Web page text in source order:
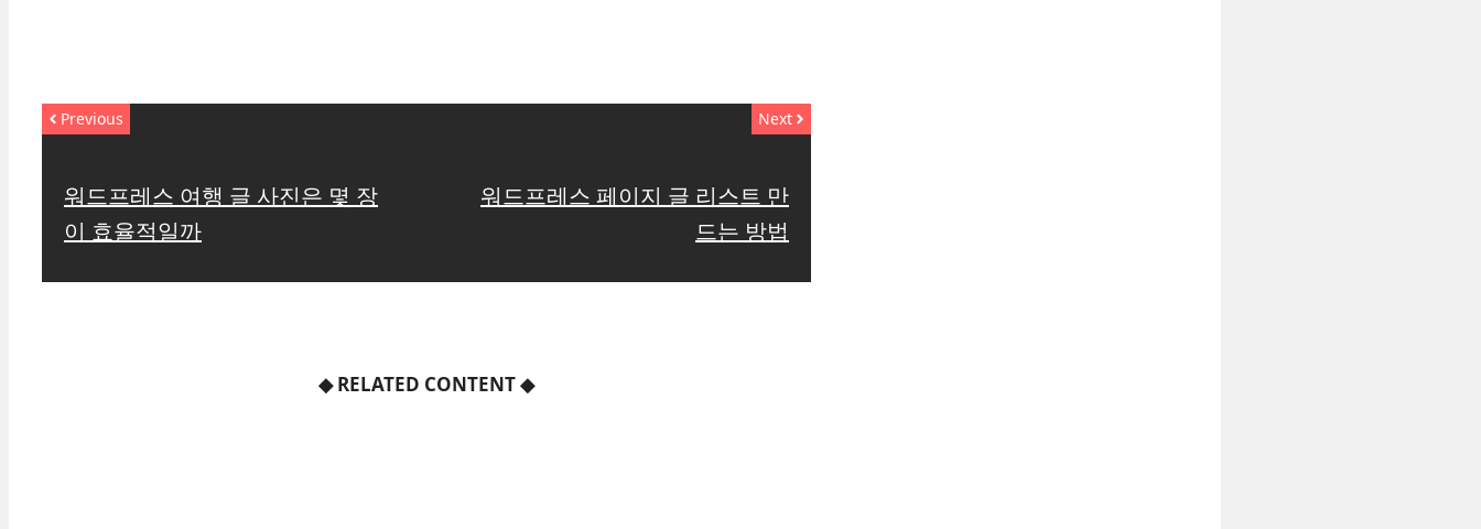
Previous
워드프레스 여행 글 사진은 몇 장
이 효율적일까
Next
워드프레스 페이지 글 리스트 만
드는 방법
◆RELATED CONTENT◆